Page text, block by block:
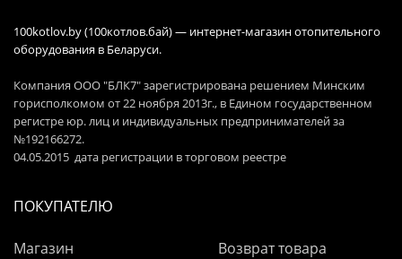
100kotlov.by (100котлов.бай) — интернет-магазин отопительного
оборудования в Беларуси.
Компания ООО "БЛК7" зарегистрирована решением Минским
горисполкомом от 22 ноября 2013г., в Едином государственном
регистре юр. лиц и индивидуальных предпринимателей за
№192166272.
04.05.2015 дата регистрации в торговом реестре
ПОКУПАТЕЛЮ
Магазин
Возврат товара